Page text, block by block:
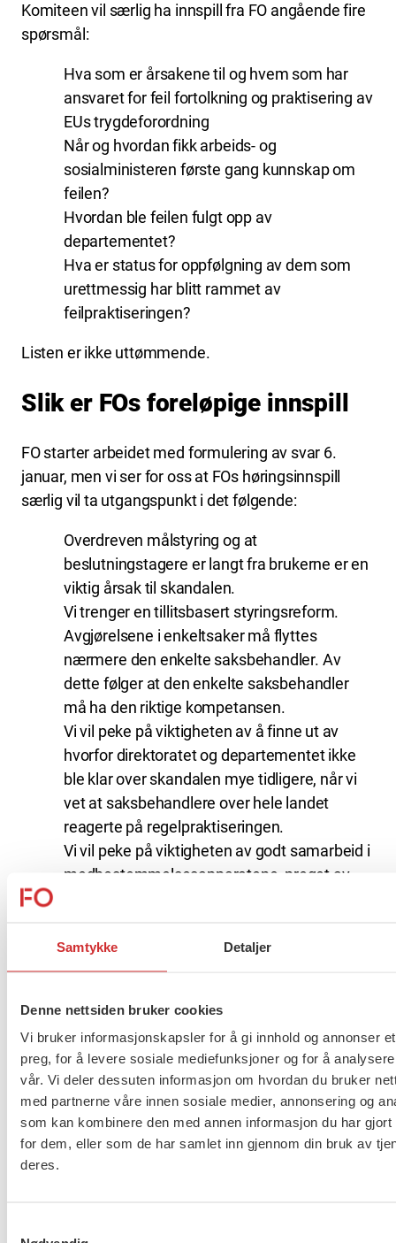
Samtykke Detaljer
Denne nettsiden bruker cookies
Vi bruker informasjonskapsler for å gi innhold og annonser
preg, for å levere sosiale mediefunksjoner og for å
vår. Vi deler dessuten informasjon om hvordan du bruker
med partnerne våre innen sosiale medier, annonsering og
som kan kombinere den med annen informasjon du har gjort
for dem, eller som de har samlet inn gjennom din bruk av
deres.
Komiteen vil særlig ha innspill fra FO angående fire
spørsmål:
Hva som er årsakene til og hvem som har
ansvaret for feil fortolkning og praktisering av
EUs trygdeforordning
Når og hvordan fikk arbeids- og
sosialministeren første gang kunnskap om
feilen?
Hvordan ble feilen fulgt opp av
departementet?
Hva er status for oppfølgning av dem som
urettmessig har blitt rammet av
feilpraktiseringen?
Listen er ikke uttømmende.
Slik er FOs foreløpige innspill
FO starter arbeidet med formulering av svar 6.
januar, men vi ser for oss at FOs høringsinnspill
særlig vil ta utgangspunkt i det følgende:
Overdreven målstyring og at
beslutningstagere er langt fra brukerne er en
viktig årsak til skandalen.
Vi trenger en tillitsbasert styringsreform.
Avgjørelsene i enkeltsaker må flyttes
nærmere den enkelte saksbehandler. Av
dette følger at den enkelte saksbehandler
må ha den riktige kompetansen.
Vi vil peke på viktigheten av å finne ut av
hvorfor direktoratet og departementet ikke
ble klar over skandalen mye tidligere, når vi
vet at saksbehandlere over hele landet
reagerte på regelpraktiseringen.
Vi vil peke på viktigheten av godt samarbeid i
medbestemmelsesapparatene, preget av
komme kvalifiserte innspill om
virksomhetens drift basert på kunnskap og
Velfungerende medbestemmelsesapparater
er en uvurderlig kilde til informasjon om
virkeligheten etaten befinner seg i.
Beslutningsgrunnlaget må komme fra denne
virkelighetsforståelsen, ikke fra måltall
fastsatt i de øvre sjikt i etaten.